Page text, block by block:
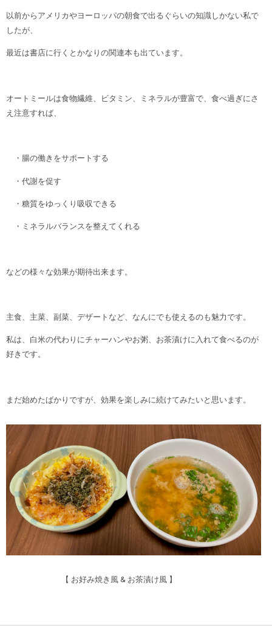
以前からアメリカやヨーロッパの朝食で出るぐらいの知識しかない私で
したが、
最近は書店に行くとかなりの関連本も出ています。
オートミールは食物繊維、ビタミン、ミネラルが豊富で、食べ過ぎにさ
え注意すれば、
・腸の働きをサポートする
・代謝を促す
・糖質をゆっくり吸収できる
・ミネラルバランスを整えてくれる
などの様々な効果が期待出来ます。
主食、主菜、副菜、デザートなど、なんにでも使えるのも魅力です。
私は、白米の代わりにチャーハンやお粥、お茶漬けに入れて食べるのが
好きです。
まだ始めたばかりですが、効果を楽しみに続けてみたいと思います。
【 お好み焼き風 & お茶漬け風 】